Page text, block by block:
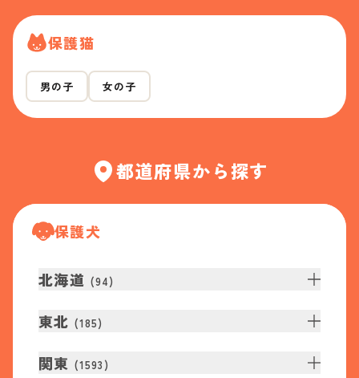
保護猫
男の子 女の子
都道府県から探す
保護犬
北海道 (94)
東北 (185)
関東 (1593 )